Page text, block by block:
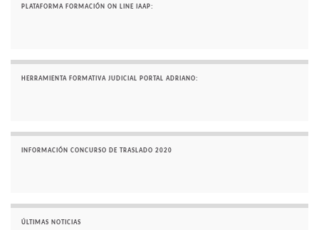
PLATAFORMA FORMACIÓN ON LINE IAAP:
HERRAMIENTA FORMATIVA JUDICIAL PORTAL ADRIANO:
INFORMACIÓN CONCURSO DE TRASLADO 2020
ÚLTIMAS NOTICIAS